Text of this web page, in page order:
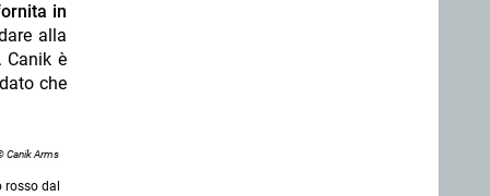
in
alla
Canik è
che
Canik Arms
rosso dal